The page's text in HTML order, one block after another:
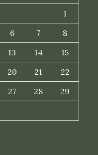
1
6 7
8
13 14
15
20 21
22
27 28
29